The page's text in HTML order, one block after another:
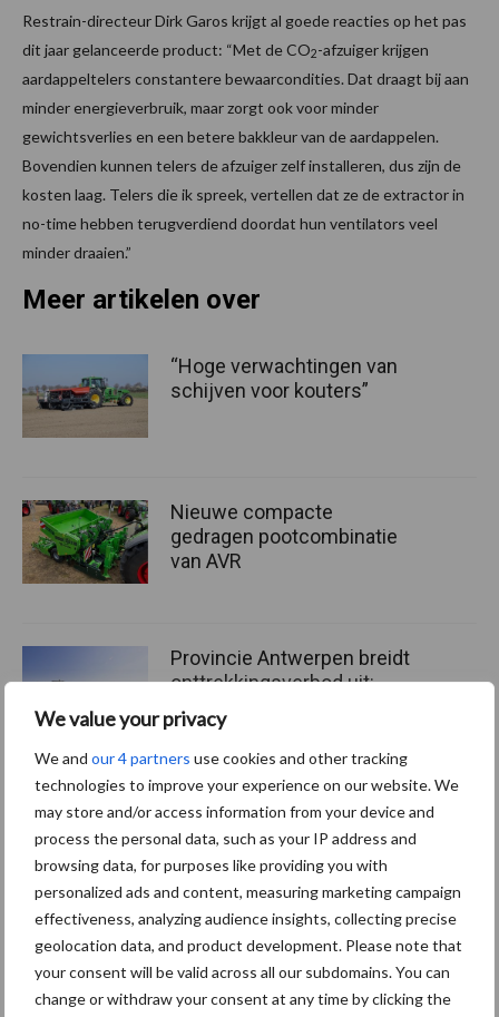
We value your privacy
We and our 4 partners use cookies and other tracking
technologies to improve your experience on our website. We
may store and/or access information from your device and
process the personal data, such as your IP address and
browsing data, for purposes like providing you with
personalized ads and content, measuring marketing campaign
effectiveness, analyzing audience insights, collecting precise
geolocation data, and product development. Please note that
your consent will be valid across all our subdomains. You can
change or withdraw your consent at any time by clicking the
Restrain-directeur Dirk Garos krijgt al goede reacties op het pas
dit jaar gelanceerde product: “Met de CO2-afzuiger krijgen
aardappeltelers constantere bewaarcondities. Dat draagt bij aan
minder energieverbruik, maar zorgt ook voor minder
gewichtsverlies en een betere bakkleur van de aardappelen.
Bovendien kunnen telers de afzuiger zelf installeren, dus zijn de
kosten laag. Telers die ik spreek, vertellen dat ze de extractor in
no-time hebben terugverdiend doordat hun ventilators veel
minder draaien.”
Meer artikelen over
“Hoge verwachtingen van
schijven voor kouters”
Nieuwe compacte
gedragen pootcombinatie
van AVR
Provincie Antwerpen breidt
onttrekkingsverbod uit:
geen water meer
oppompen uit onbevaarbare
waterlopen
Meer lezen over:
Maak uw keuze